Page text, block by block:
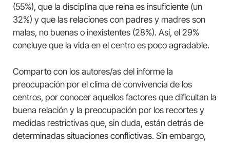
(55%), que la disciplina que reina es insuficiente (un
32%) y que las relaciones con padres y madres son
malas, no buenas o inexistentes (28%). Así, el 29%
concluye que la vida en el centro es poco agradable.
Comparto con los autores/as del informe la
preocupación por el clima de convivencia de los
centros, por conocer aquellos factores que dificultan la
buena relación y la preocupación por los recortes y
medidas restrictivas que, sin duda, están detrás de
determinadas situaciones conflictivas. Sin embargo,